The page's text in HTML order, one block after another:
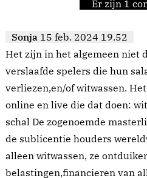
Er zijn 1
Sonja 15 feb. 2024 19.52
Het zijn in het algemeen niet
verslaafde spelers die hun
verliezen,en/of witwassen. Het
online en live die dat doen:
schal De zogenoemde
de sublicentie houders
alleen witwassen, ze
belastingen,financieren van